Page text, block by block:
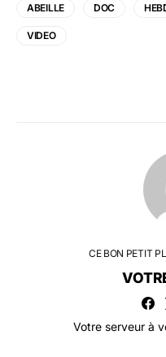
ABEILLE DOC
VIDEO
CE BON PETIT
Votre serveur à